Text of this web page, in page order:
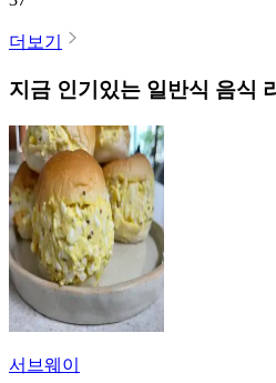
더보기
지금 인기있는 일반식 음식
서브웨이